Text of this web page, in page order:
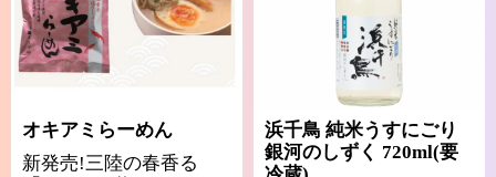
オキアミらーめん
新発売!三陸の春香る
浜千鳥 純米うすにごり
銀河のしずく 720ml(要